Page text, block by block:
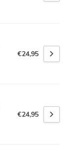
€24,95
€24,95